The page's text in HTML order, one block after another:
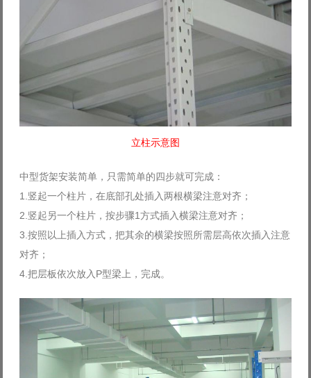
立柱示意图
中型货架安装简单，只需简单的四步就可完成：
1.竖起一个柱片，在底部孔处插入两根横梁注意对齐；
2.竖起另一个柱片，按步骤1方式插入横梁注意对齐；
3.按照以上插入方式，把其余的横梁按照所需层高依次插入注意
对齐；
4.把层板依次放入P型梁上，完成。